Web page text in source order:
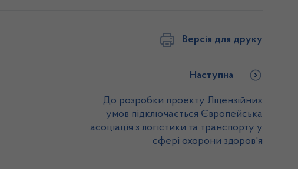
Версія для друку
Наступна
До розробки проекту Ліцензійних
умов підключається Європейська
асоціація з логістики та транспорту у
сфері охорони здоров'я